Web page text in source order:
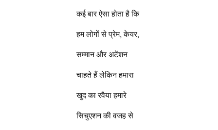
कई बार ऐसा होता है कि
हम लोगों से प्रेम, केयर,
सम्मान और अटेंशन
चाहते हैं लेकिन हमारा
खुद का रवैया हमारे
सिचुएशन की वजह से